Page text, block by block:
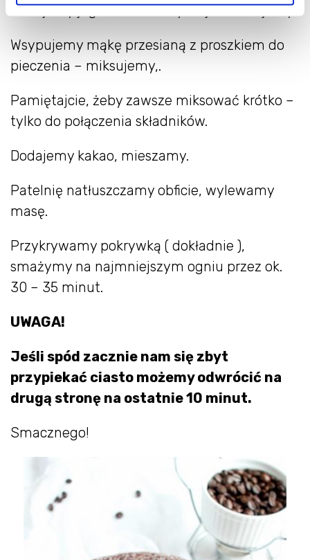
Dodajemy jogurt, wlewamy olej – miksujemy.
Wsypujemy mąkę przesianą z proszkiem do
pieczenia – miksujemy,.
Pamiętajcie, żeby zawsze miksować krótko –
tylko do połączenia składników.
Dodajemy kakao, mieszamy.
Patelnię natłuszczamy obficie, wylewamy
masę.
Przykrywamy pokrywką ( dokładnie ),
smażymy na najmniejszym ogniu przez ok.
30 – 35 minut.
UWAGA!
Jeśli spód zacznie nam się zbyt
przypiekać ciasto możemy odwrócić na
drugą stronę na ostatnie 10 minut.
Smacznego!